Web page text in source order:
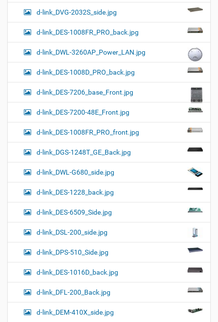
d-link_DVG-2032S_side.jpg
d-link_DES-1008FR_PRO_back.jpg
d-link_DWL-3260AP_Power_LAN.jpg
d-link_DES-1008D_PRO_back.jpg
d-link_DES-7206_base_Front.jpg
d-link_DES-7200-48E_Front.jpg
d-link_DES-1008FR_PRO_front.jpg
d-link_DGS-1248T_GE_Back.jpg
d-link_DWL-G680_side.jpg
d-link_DES-1228_back.jpg
d-link_DES-6509_Side.jpg
d-link_DSL-200_side.jpg
d-link_DPS-510_Side.jpg
d-link_DES-1016D_back.jpg
d-link_DFL-200_Back.jpg
d-link_DEM-410X_side.jpg